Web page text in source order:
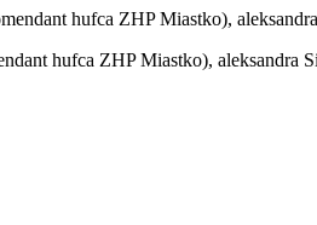
hufca ZHP Miastko), aleksandra